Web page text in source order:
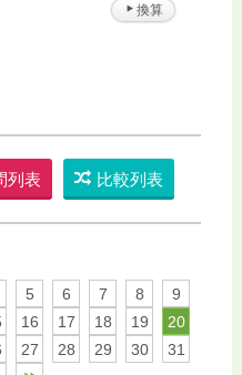
換算
列表 比較列表
5 6 7 8
9
16 17 18 19
20
27 28 29 30
31